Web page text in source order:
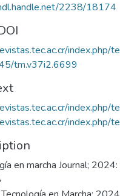
2238/18174
index.php/
tm.v37i2.6699
en marcha Journal;